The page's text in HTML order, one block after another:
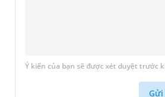
Ý kiến của bạn sẽ được xét duyệt trước